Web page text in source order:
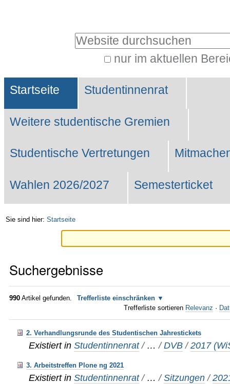
Website durchsuchen
nur im aktuellen
Suche…
Sektionen
Startseite Studentinnenrat
Weitere studentische Gremien
Studentische Vertretungen
Wahlen 2026/2027 Semesterticket
Sie sind hier: Startseite
Suchergebnisse
990 Artikel gefunden.
Trefferliste einschränken
Trefferliste sortieren Relevanz ·
2. Verhandlungsrunde des Studentischen Jahrestickets
Existiert in Studentinnenrat / …/DVB /2017
3. Arbeitstreffen Plone ng 2021
Existiert in Studentinnenrat / …/Sitzungen /